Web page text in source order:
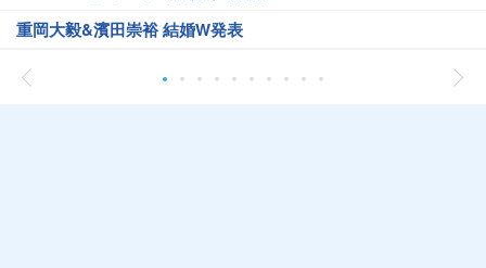
重岡大毅&濱田崇裕 結婚W発表